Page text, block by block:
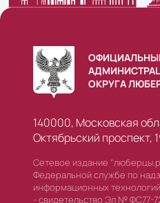
ОКРУГА
140000, Московская
Октябрьский проспект,
Сетевое издание
Федеральной службе по
информационных
- свидетельство Эл № ФС77-